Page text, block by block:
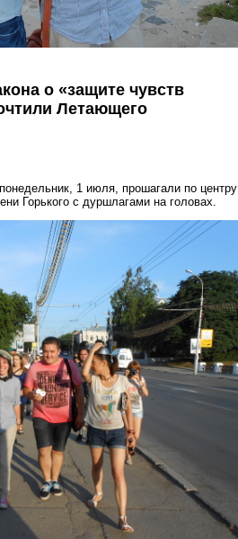
о «защите чувств
Летающего
1 июля, прошагали по центру
Горького с дуршлагами на головах.